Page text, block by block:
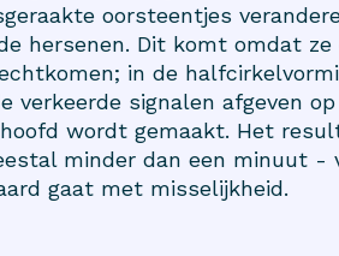
oorsteentjes
hersenen. Dit komt omdat ze
in de
verkeerde signalen afgeven
wordt gemaakt. Het
minder dan een minuut -
gaat met misselijkheid.